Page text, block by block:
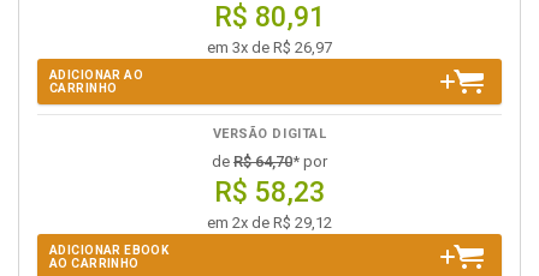
R$ 80,91
em 3x de R$ 26,97
ADICIONAR AO
CARRINHO
VERSÃO DIGITAL
de R$ 64,70* por
R$ 58,23
em 2x de R$ 29,12
ADICIONAR EBOOK
AO CARRINHO